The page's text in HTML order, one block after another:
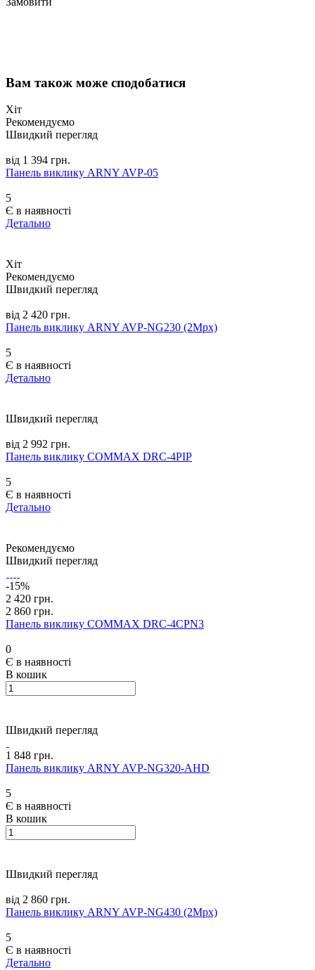
Вам також може сподобатися
Хіт
Рекомендуємо
Швидкий перегляд
від 1 394 грн.
Панель виклику ARNY AVP-05
5
Є в наявності
Детально
Хіт
Рекомендуємо
Швидкий перегляд
від 2 420 грн.
Панель виклику ARNY AVP-NG230 (2Mpx)
5
Є в наявності
Детально
Швидкий перегляд
від 2 992 грн.
Панель виклику COMMAX DRC-4PIP
5
Є в наявності
Детально
Рекомендуємо
Швидкий перегляд
-15%
2 420 грн.
2 860 грн.
Панель виклику COMMAX DRC-4CPN3
0
Є в наявності
В кошик
Швидкий перегляд
1 848 грн.
Панель виклику ARNY AVP-NG320-AHD
5
Є в наявності
В кошик
Швидкий перегляд
від 2 860 грн.
Панель виклику ARNY AVP-NG430 (2Mpx)
5
Є в наявності
Детально